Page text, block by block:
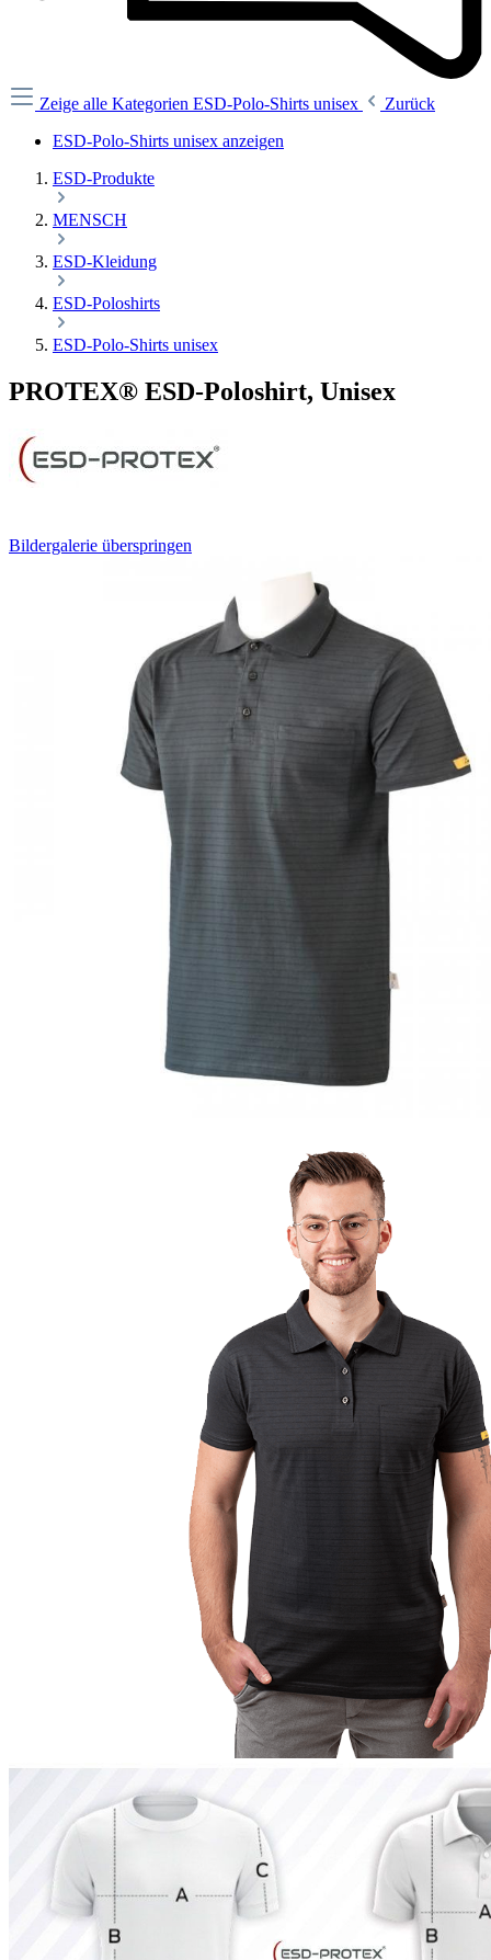
Zeige alle Kategorien ESD-Polo-Shirts unisex
Zurück
ESD-Polo-Shirts unisex anzeigen
ESD-Produkte
MENSCH
ESD-Kleidung
ESD-Poloshirts
ESD-Polo-Shirts unisex
PROTEX® ESD-Poloshirt, Unisex
Bildergalerie überspringen